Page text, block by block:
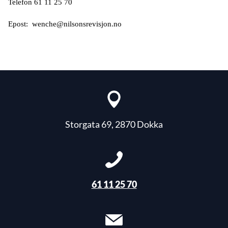
Telefon 61 11 25 70
Epost: wenche@nilsonsrevisjon.no
Storgata 69, 2870 Dokka
61 11 25 70